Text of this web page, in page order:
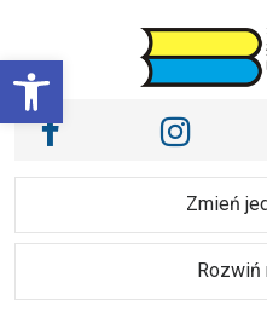
Otwórz pasek
Main Navigation
Nasze media
Facebook Instagram
Zmień
Rozwiń